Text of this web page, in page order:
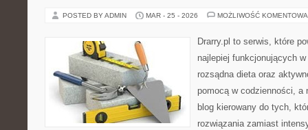
POSTED BY ADMIN MAR - 25 - 2026 MOŻLIWOŚĆ
Drarry.pl to serwis, które
najlepiej funkcjonujących
rozsądna dieta oraz
pomocą w codzienności, a
blog kierowany do tych,
rozwiązania zamiast